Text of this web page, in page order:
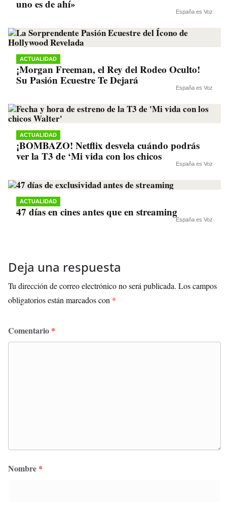
uno es de ahí»
España es Voz
ACTUALIDAD
¡Morgan Freeman, el Rey del Rodeo Oculto!
Su Pasión Ecuestre Te Dejará
España es Voz
ACTUALIDAD
¡BOMBAZO! Netflix desvela cuándo podrás
ver la T3 de ‘Mi vida con los chicos
España es Voz
ACTUALIDAD
47 días en cines antes que en streaming
España es Voz
Deja una respuesta
Tu dirección de correo electrónico no será publicada. Los campos
obligatorios están marcados con *
Comentario *
Nombre *